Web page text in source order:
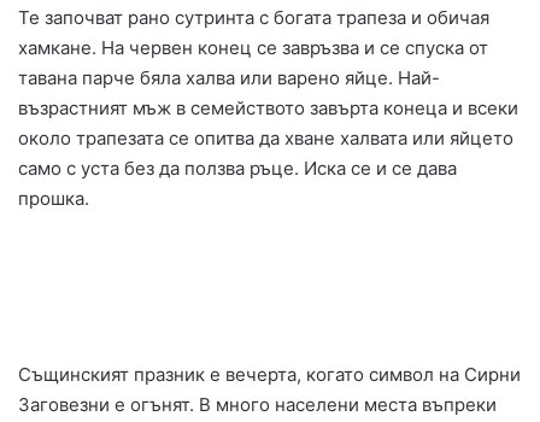
Те започват рано сутринта с богата трапеза и обичая
хамкане. На червен конец се завръзва и се спуска от
тавана парче бяла халва или варено яйце. Най-
възрастният мъж в семейството завърта конеца и всеки
около трапезата се опитва да хване халвата или яйцето
само с уста без да ползва ръце. Иска се и се дава
прошка.
Същинският празник е вечерта, когато символ на Сирни
Заговезни е огънят. В много населени места въпреки